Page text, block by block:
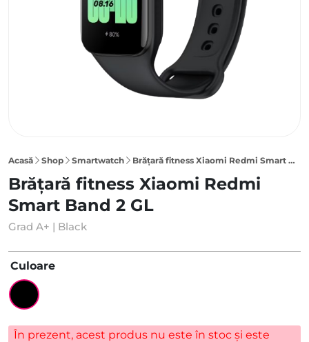
Acasă Shop Smartwatch Brățară fitness Xiaomi Redmi Smart Band 2 GL, Black
Brățară fitness Xiaomi Redmi
Smart Band 2 GL
Grad A+ | Black
Culoare
În prezent, acest produs nu este în stoc și este